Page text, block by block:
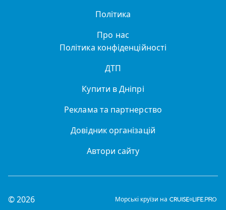
Політика
Про нас
Політика конфіденційності
ДТП
Купити в Дніпрі
Реклама та партнерство
Довідник організацій
Автори сайту
© 2026 Морські круїзи на